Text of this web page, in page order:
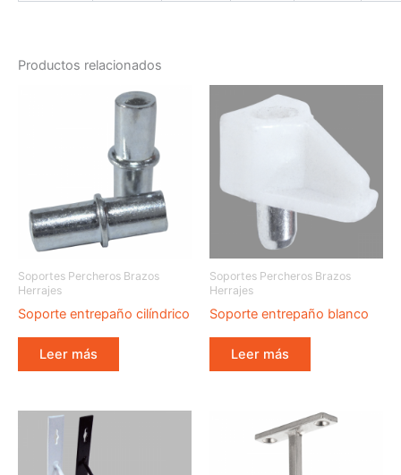
Productos relacionados
Soportes Percheros Brazos
Herrajes
Soporte entrepaño cilíndrico
Leer más
Soportes Percheros Brazos
Herrajes
Soporte entrepaño blanco
Leer más